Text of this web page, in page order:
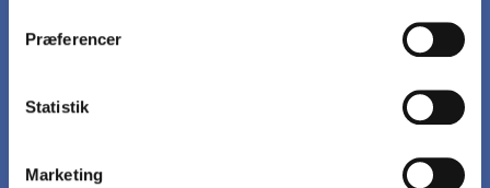
Præferencer
Statistik
Marketing
Har fået en dyb forståelse for finansiering af